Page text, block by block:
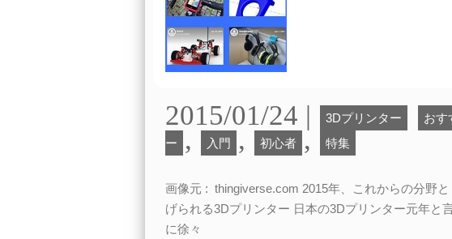
2015/01/24 | 3Dプリンター おす
ー
, 入門 , 初心者 , 特集
画像元 : thingiverse.com 2015年、これからの分野
げられる3Dプリンター 日本の3Dプリンター元年と
に徐々